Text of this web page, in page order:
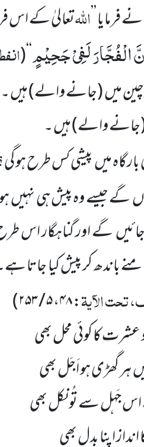
نے فرمایا ’’اللّٰہتعالیٰ کے اس
الْفُجَّارَ لَفِیْ جَحِیْمٍ‘‘
(
میں(جانے والے)ہیں
والے)ہیں ۔
میںپیشی کس طرح ہو
گے جیسے وہ پیش ہی نہیں
گے اورگناہگار اس
کر پیش کیا جاتا
تحت الآیۃ: ۴۸، ۵ / ۲۵۳
)
کا کوئی محل بھی
ہر گھڑی ہو اَجَل بھی
جَہل سے تُو نکل بھی
انداز اپنا بدل بھی